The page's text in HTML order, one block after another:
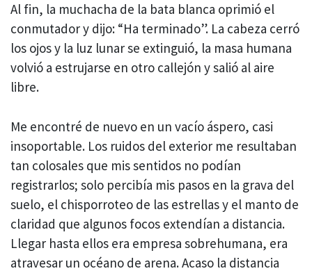
Al fin, la muchacha de la bata blanca oprimió el
conmutador y dijo: “Ha terminado”. La cabeza cerró
los ojos y la luz lunar se extinguió, la masa humana
volvió a estrujarse en otro callejón y salió al aire
libre.
Me encontré de nuevo en un vacío áspero, casi
insoportable. Los ruidos del exterior me resultaban
tan colosales que mis sentidos no podían
registrarlos; solo percibía mis pasos en la grava del
suelo, el chisporroteo de las estrellas y el manto de
claridad que algunos focos extendían a distancia.
Llegar hasta ellos era empresa sobrehumana, era
atravesar un océano de arena. Acaso la distancia